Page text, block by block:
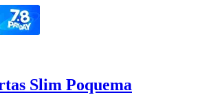
Slim Poquema